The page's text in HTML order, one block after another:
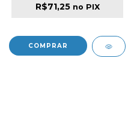
R$71,25 no PIX